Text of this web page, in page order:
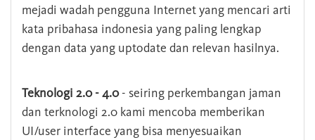
mejadi wadah pengguna Internet yang mencari arti
kata pribahasa indonesia yang paling lengkap
dengan data yang uptodate dan relevan hasilnya.
Teknologi 2.0 - 4.0- seiring perkembangan jaman
dan terknologi 2.0 kami mencoba memberikan
UI/user interface yang bisa menyesuaikan